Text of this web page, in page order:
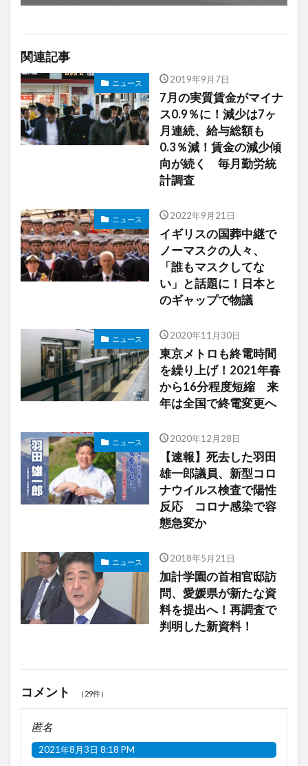
関連記事
ニュース 2019年9月7日
7月の実質賃金がマイナ
ス0.9％に！減少は7ヶ
月連続、給与総額も
0.3％減！賃金の減少傾
向が続く 毎月勤労統
計調査
ニュース 2022年9月21日
イギリスの国葬中継で
ノーマスクの人々、
「誰もマスクしてな
い」と話題に！日本と
のギャップで物議
ニュース 2020年11月30日
東京メトロも終電時間
を繰り上げ！2021年春
から16分程度短縮 来
年は全国で終電変更へ
ニュース 2020年12月28日
【速報】死去した羽田
雄一郎議員、新型コロ
ナウイルス検査で陽性
反応 コロナ感染で容
態急変か
ニュース 2018年5月21日
加計学園の首相官邸訪
問、愛媛県が新たな資
料を提出へ！再調査で
判明した新資料！
コメント （29件）
匿名
2021年8月3日 8:18 PM